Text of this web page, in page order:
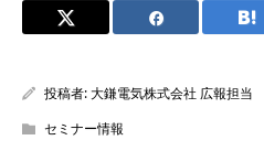
投稿者:大鎌電気株式会社 広報担当
セミナー情報